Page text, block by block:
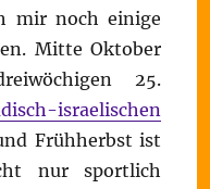
mir noch einige
Mitte Oktober
25.
israelischen
Frühherbst ist
nur sportlich